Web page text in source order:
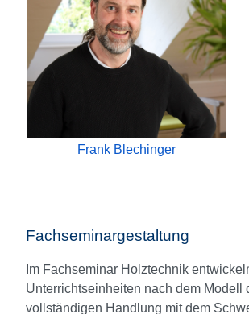
Frank Blechinger
Fachseminargestaltung
Im Fachseminar Holztechnik
Unterrichtseinheiten nach dem Modell
vollständigen Handlung mit dem